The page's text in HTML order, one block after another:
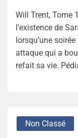
Will Trent, Tome
l’existence de
lorsqu’une
attaque qui a
refait sa vie.
Non Classé